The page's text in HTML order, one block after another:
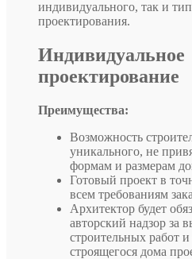
индивидуального, так и
проектирования.
Индивидуальное
проектирование
Преимущества:
Возможность
уникального, не
формам и размерам
Готовый проект в
всем требованиям
Архитектор будет
авторский надзор за
строительных работ и
строящегося дома